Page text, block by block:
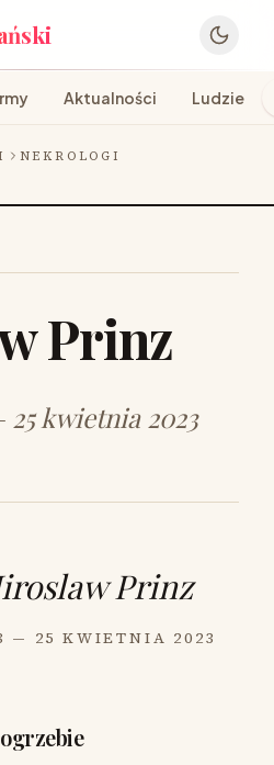
Aktualności Ludzie
NEKROLOGI
Prinz
25 kwietnia 2023
Prinz
— 25 KWIETNIA 2023